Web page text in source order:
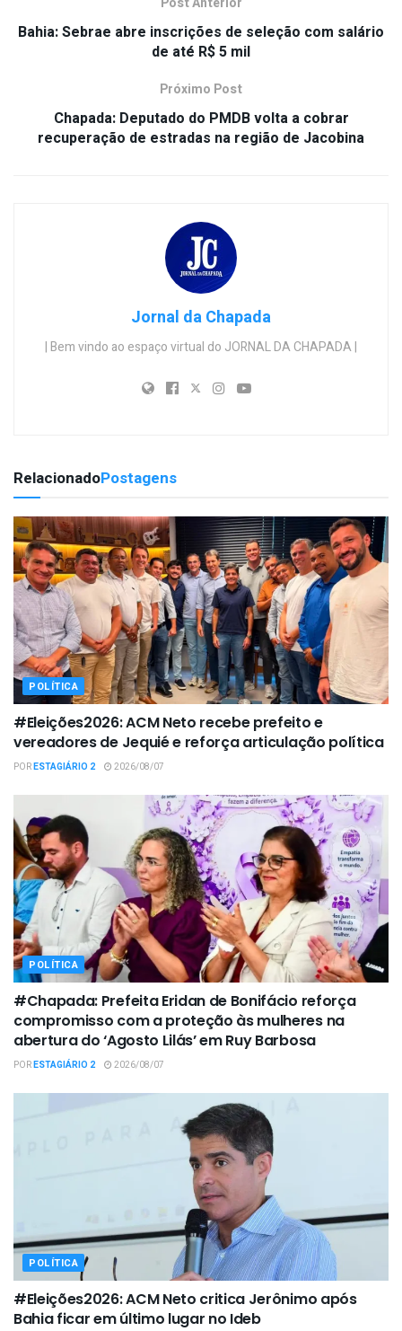
Bahia: Sebrae abre inscrições de seleção com salário
de até R$ 5 mil
Próximo Post
Chapada: Deputado do PMDB volta a cobrar
recuperação de estradas na região de Jacobina
Jornal da Chapada
| Bem vindo ao espaço virtual do JORNAL DA CHAPADA |
RelacionadoPostagens
POLÍTICA
#Eleições2026: ACM Neto recebe prefeito e
vereadores de Jequié e reforça articulação política
PORESTAGIÁRIO 2 2026/08/07
POLÍTICA
#Chapada: Prefeita Eridan de Bonifácio reforça
compromisso com a proteção às mulheres na
abertura do ‘Agosto Lilás’ em Ruy Barbosa
PORESTAGIÁRIO 2 2026/08/07
POLÍTICA
#Eleições2026: ACM Neto critica Jerônimo após
Bahia ficar em último lugar no Ideb